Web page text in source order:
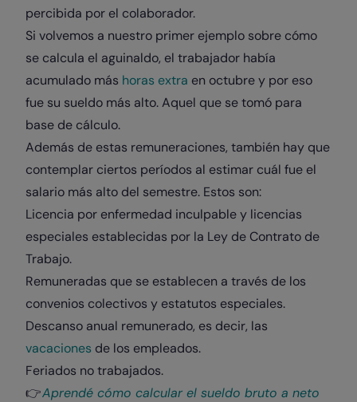
percibida por el colaborador.
Si volvemos a nuestro primer ejemplo sobre cómo
se calcula el aguinaldo, el trabajador había
acumulado más horas extra en octubre y por eso
fue su sueldo más alto. Aquel que se tomó para
base de cálculo.
Además de estas remuneraciones, también hay que
contemplar ciertos períodos al estimar cuál fue el
salario más alto del semestre. Estos son:
Licencia por enfermedad inculpable y licencias
especiales establecidas por la Ley de Contrato de
Trabajo.
Remuneradas que se establecen a través de los
convenios colectivos y estatutos especiales.
Descanso anual remunerado, es decir, las
vacaciones de los empleados.
Feriados no trabajados.
👉Aprendé cómo calcular el sueldo bruto a neto